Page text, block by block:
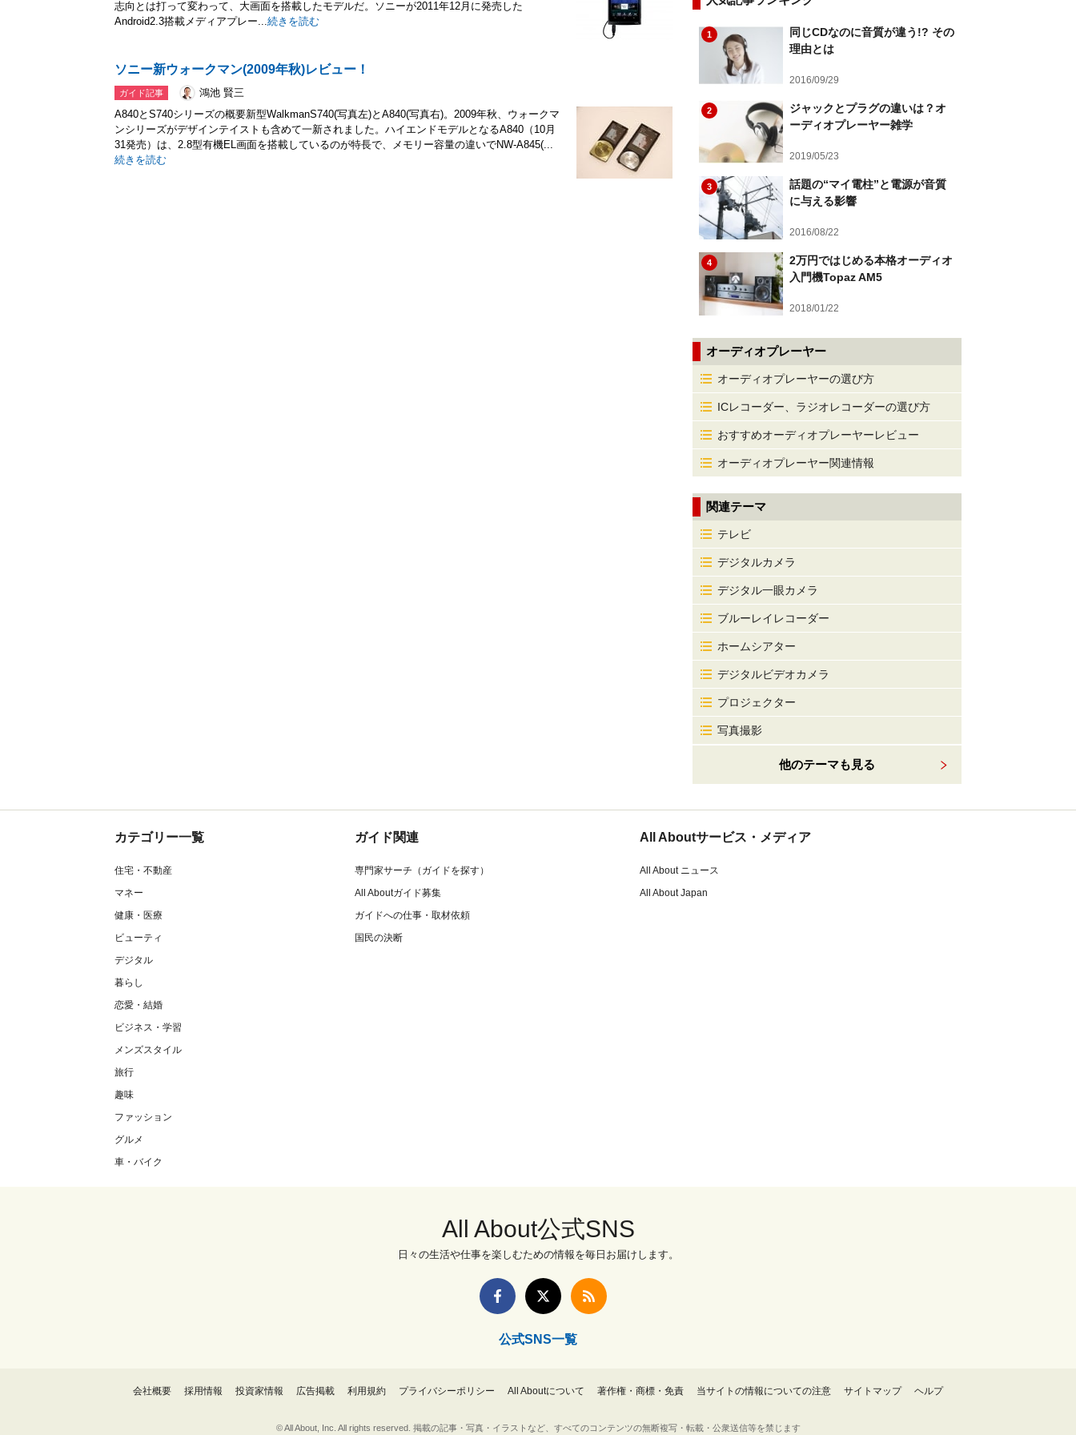
志向とは打って変わって、大画面を搭載したモデルだ。ソニーが2011年12月に発売した
Android2.3搭載メディアプレー...続きを読む
ソニー新ウォークマン(2009年秋)レビュー！
ガイド記事
鴻池 賢三
A840とS740シリーズの概要新型WalkmanS740(写真左)とA840(写真右)。2009年秋、ウォークマ
ンシリーズがデザインテイストも含めて一新されました。ハイエンドモデルとなるA840（10月
31発売）は、2.8型有機EL画面を搭載しているのが特長で、メモリー容量の違いでNW-A845(...
続きを読む
1
同じCDなのに音質が違う!? その
理由とは
2016/09/29
2
ジャックとプラグの違いは？オ
ーディオプレーヤー雑学
2019/05/23
3
話題の“マイ電柱”と電源が音質
に与える影響
2016/08/22
4
2万円ではじめる本格オーディオ
入門機Topaz AM5
2018/01/22
オーディオプレーヤー
オーディオプレーヤーの選び方
ICレコーダー、ラジオレコーダーの選び方
おすすめオーディオプレーヤーレビュー
オーディオプレーヤー関連情報
関連テーマ
テレビ
デジタルカメラ
デジタル一眼カメラ
ブルーレイレコーダー
ホームシアター
デジタルビデオカメラ
プロジェクター
写真撮影
他のテーマも見る
カテゴリー一覧
住宅・不動産
マネー
健康・医療
ビューティ
デジタル
暮らし
恋愛・結婚
ビジネス・学習
メンズスタイル
旅行
趣味
ファッション
グルメ
車・バイク
ガイド関連
専門家サーチ（ガイドを探す）
All Aboutガイド募集
ガイドへの仕事・取材依頼
国民の決断
All Aboutサービス・メディア
All About ニュース
All About Japan
All About公式SNS
日々の生活や仕事を楽しむための情報を毎日お届けします。
公式SNS一覧
会社概要 採用情報 投資家情報 広告掲載 利用規約 プライバシーポリシー All Aboutについて 著作権・商標・免責 当サイトの情報についての注意 サイトマップ ヘルプ
© All About, Inc. All rights reserved. 掲載の記事・写真・イラストなど、すべてのコンテンツの無断複写・転載・公衆送信等を禁じます